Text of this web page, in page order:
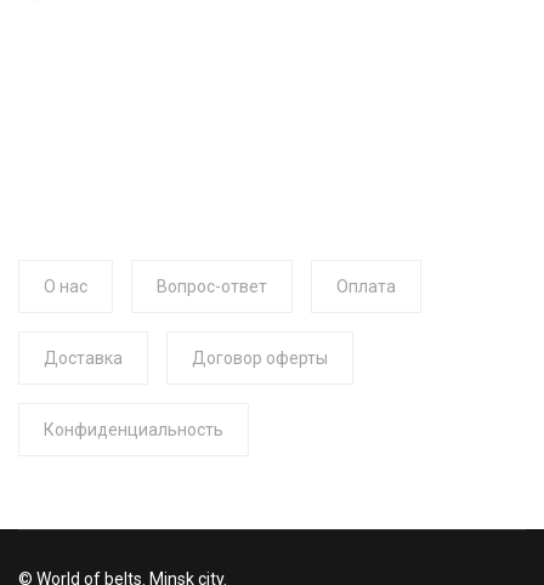
О нас Вопрос-ответ Оплата
Доставка Договор оферты
Конфиденциальность
© World of belts. Minsk city.